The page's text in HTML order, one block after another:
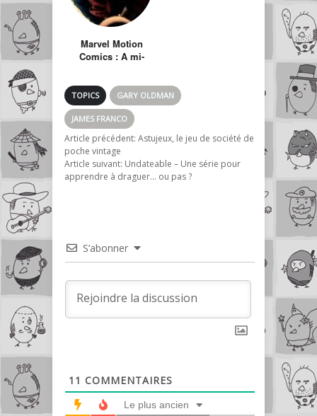
Marvel Motion
Comics : A mi-
bande dessinée
TOPICS GARY OLDMAN
JAMES FRANCO
Article précédent: Astujeux, le jeu de société de
poche vintage
Article suivant: Undateable – Une série pour
apprendre à draguer… ou pas ?
S’abonner
11 COMMENTAIRES
Le plus ancien